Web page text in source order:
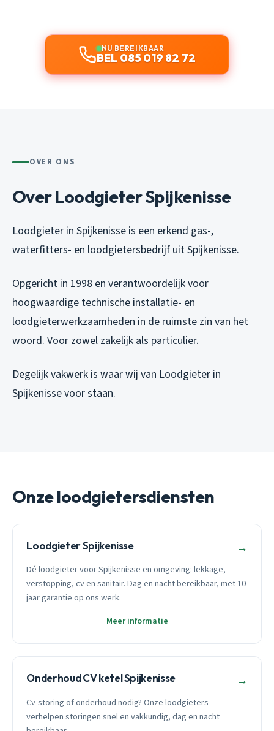
NU BEREIKBAAR
BEL 085 019 82 72
OVER ONS
Over Loodgieter Spijkenisse
Loodgieter in Spijkenisse is een erkend gas-,
waterfitters- en loodgietersbedrijf uit Spijkenisse.
Opgericht in 1998 en verantwoordelijk voor
hoogwaardige technische installatie- en
loodgieterwerkzaamheden in de ruimste zin van het
woord. Voor zowel zakelijk als particulier.
Degelijk vakwerk is waar wij van Loodgieter in
Spijkenisse voor staan.
Onze loodgietersdiensten
Loodgieter Spijkenisse →
Dé loodgieter voor Spijkenisse en omgeving: lekkage,
verstopping, cv en sanitair. Dag en nacht bereikbaar, met 10
jaar garantie op ons werk.
Meer informatie
Onderhoud CV ketel Spijkenisse →
Cv-storing of onderhoud nodig? Onze loodgieters
verhelpen storingen snel en vakkundig, dag en nacht